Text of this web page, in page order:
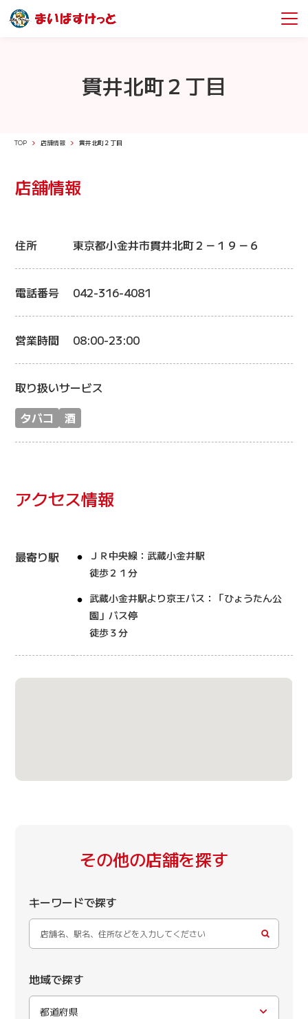
貫井北町２丁目
TOP 店舗情報 貫井北町２丁目
店舗情報
住所 東京都小金井市貫井北町２－１９－６
電話番号 042-316-4081
営業時間 08:00-23:00
取り扱いサービス
タバコ
酒
アクセス情報
最寄り駅
ＪＲ中央線：武蔵小金井駅
徒歩２１分
武蔵小金井駅より京王バス：「ひょうたん公
園」バス停
徒歩３分
その他の店舗を探す
キーワードで探す
地域で探す
都道府県